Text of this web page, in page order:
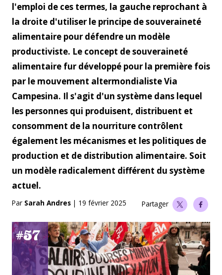
l'emploi de ces termes, la gauche reprochant à
la droite d'utiliser le principe de souveraineté
alimentaire pour défendre un modèle
productiviste. Le concept de souveraineté
alimentaire fur développé pour la première fois
par le mouvement altermondialiste Via
Campesina. Il s'agit d'un système dans lequel
les personnes qui produisent, distribuent et
consomment de la nourriture contrôlent
également les mécanismes et les politiques de
production et de distribution alimentaire. Soit
un modèle radicalement différent du système
actuel.
Par Sarah Andres | 19 février 2025 Partager
#57